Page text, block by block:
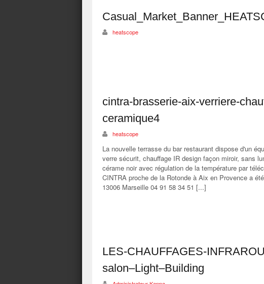
heatscope
cintra-brasserie-aix-verriere-
ceramique4
heatscope
La nouvelle terrasse du bar restaurant dispose d'un
verre sécurit, chauffage IR design façon miroir, sans
cérame noir avec régulation de la température par
CINTRA proche de la Rotonde à Aix en Provence a
13006 Marseille 04 91 58 34 51 [...]
LES-CHAUFFAGES-
salon–Light–Building